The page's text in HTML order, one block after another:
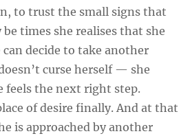
to trust the small signs that
times she realises that she
decide to take another
curse herself — she
feels the next right step.
of desire finally. And at that
is approached by another